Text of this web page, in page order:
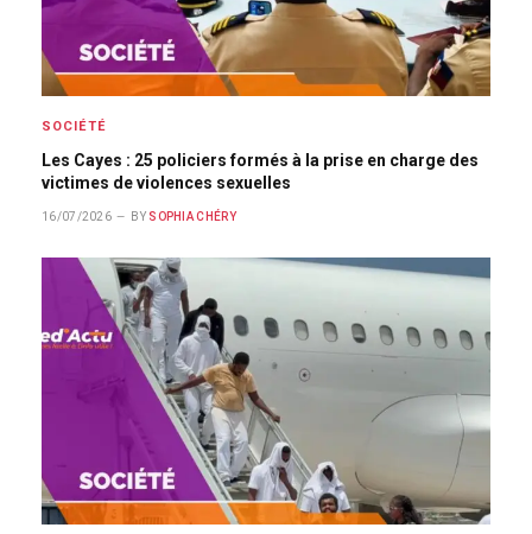
SOCIÉTÉ
Les Cayes : 25 policiers formés à la prise en charge des
victimes de violences sexuelles
16/07/2026 BY SOPHIA CHÉRY